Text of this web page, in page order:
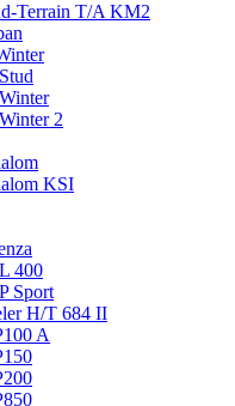
Terrain T/A KM2
2
KSI
400
Sport
H/T 684 II
A